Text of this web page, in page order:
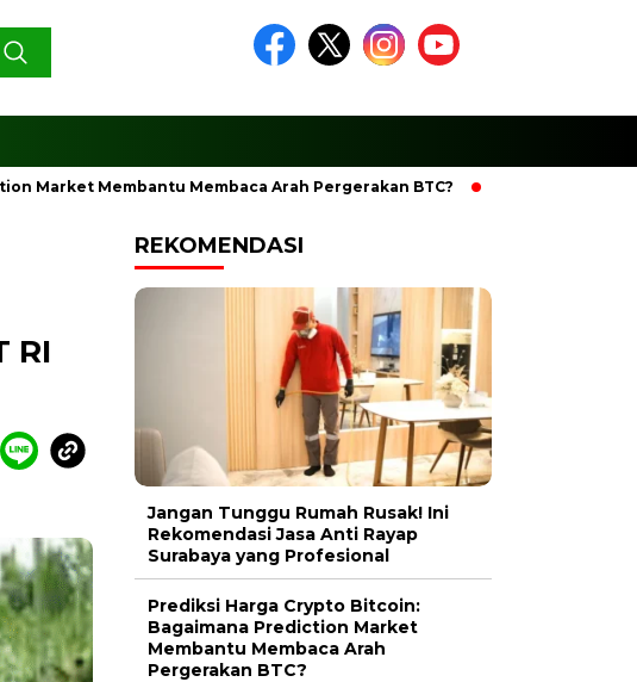
Membantu Membaca Arah Pergerakan BTC? Ciptakan Ramadhan
RI
REKOMENDASI
Jangan Tunggu Rumah Rusak! Ini
Rekomendasi Jasa Anti Rayap
Surabaya yang Profesional
Prediksi Harga Crypto Bitcoin:
Bagaimana Prediction Market
Membantu Membaca Arah
Pergerakan BTC?